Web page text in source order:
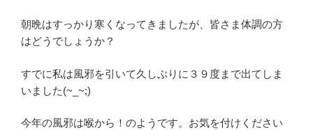
朝晩はすっかり寒くなってきましたが、皆さま体調の方
はどうでしょうか？
すでに私は風邪を引いて久しぶりに３９度まで出てしま
いました(~_~;)
今年の風邪は喉から！のようです。お気を付けください